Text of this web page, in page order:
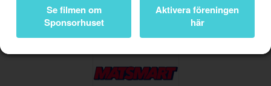
Bli medlem
Logga in
Se filmen om
Sponsorhuset
Aktivera föreningen
här